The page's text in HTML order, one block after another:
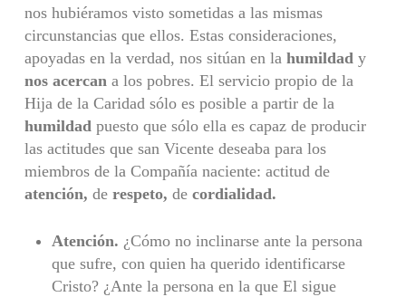
nos hubiéramos visto sometidas a las mismas
circunstan­cias que ellos. Estas consideraciones,
apoyadas en la verdad, nos sitúan en la humildad y
nos acercan a los pobres. El servicio propio de la
Hija de la Caridad sólo es posible a partir de la
humildad puesto que sólo ella es capaz de producir
las actitudes que san Vicente deseaba para los
miembros de la Compañía naciente: actitud de
atención, de respeto, de cordialidad.
Atención. ¿Cómo no inclinarse ante la persona
que sufre, con quien ha querido identificarse
Cristo? ¿Ante la persona en la que El sigue